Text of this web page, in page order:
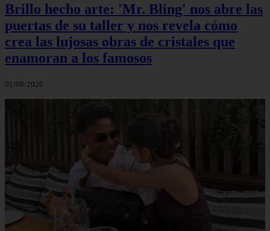
Brillo hecho arte: 'Mr. Bling' nos abre las
puertas de su taller y nos revela cómo
crea las lujosas obras de cristales que
enamoran a los famosos
01/08/2026